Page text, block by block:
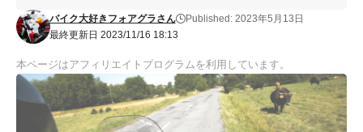
最終更新日 2023/11/16 18:13
バイク大好きフォアグラさん Published: 2023年5月13日
本ページはアフィリエイトプログラムを利用しています。